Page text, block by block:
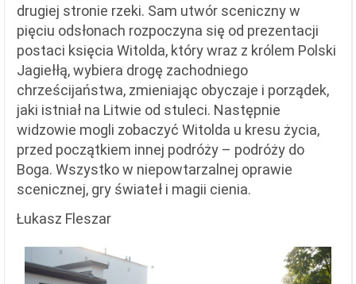
drugiej stronie rzeki. Sam utwór sceniczny w
pięciu odsłonach rozpoczyna się od prezentacji
postaci księcia Witolda, który wraz z królem Polski
Jagiełłą, wybiera drogę zachodniego
chrześcijaństwa, zmieniając obyczaje i porządek,
jaki istniał na Litwie od stuleci. Następnie
widzowie mogli zobaczyć Witolda u kresu życia,
przed początkiem innej podróży – podróży do
Boga. Wszystko w niepowtarzalnej oprawie
scenicznej, gry świateł i magii cienia.
Łukasz Fleszar